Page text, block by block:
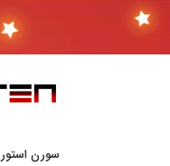
سورن استور